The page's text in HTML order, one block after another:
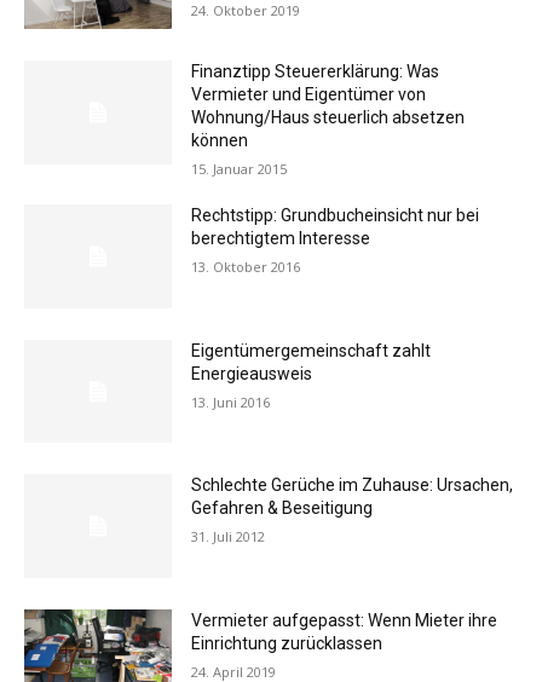
24. Oktober 2019
Finanztipp Steuererklärung: Was
Vermieter und Eigentümer von
Wohnung/Haus steuerlich absetzen
können
15. Januar 2015
Rechtstipp: Grundbucheinsicht nur bei
berechtigtem Interesse
13. Oktober 2016
Eigentümergemeinschaft zahlt
Energieausweis
13. Juni 2016
Schlechte Gerüche im Zuhause: Ursachen,
Gefahren & Beseitigung
31. Juli 2012
Vermieter aufgepasst: Wenn Mieter ihre
Einrichtung zurücklassen
24. April 2019